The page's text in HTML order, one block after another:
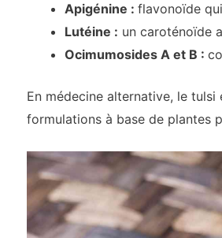
Apigénine : flavonoïde
Lutéine : un caroténoïde
Ocimumosides A et B :
En médecine alternative, le
formulations à base de plantes